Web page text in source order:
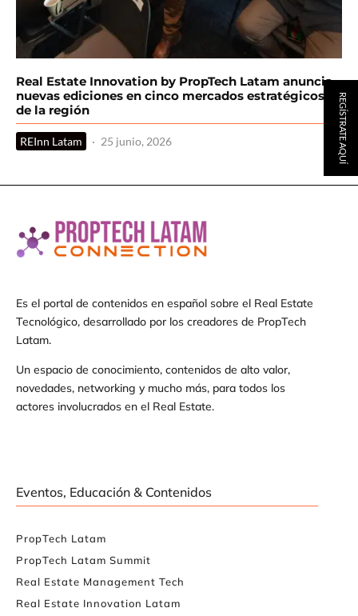
Real Estate Innovation by PropTech Latam anuncia
nuevas ediciones en cinco mercados estratégicos
de la región
REInn Latam · 25 junio, 2026
Es el portal de contenidos en español sobre el Real Estate
Tecnológico, desarrollado por los creadores de PropTech
Latam.
Un espacio de conocimiento, contenidos de alto valor,
novedades, networking y mucho más, para todos los
actores involucrados en el Real Estate.
Eventos, Educación & Contenidos
PropTech Latam
PropTech Latam Summit
Real Estate Management Tech
Real Estate Innovation Latam
REGÍSTRATE AQUÍ